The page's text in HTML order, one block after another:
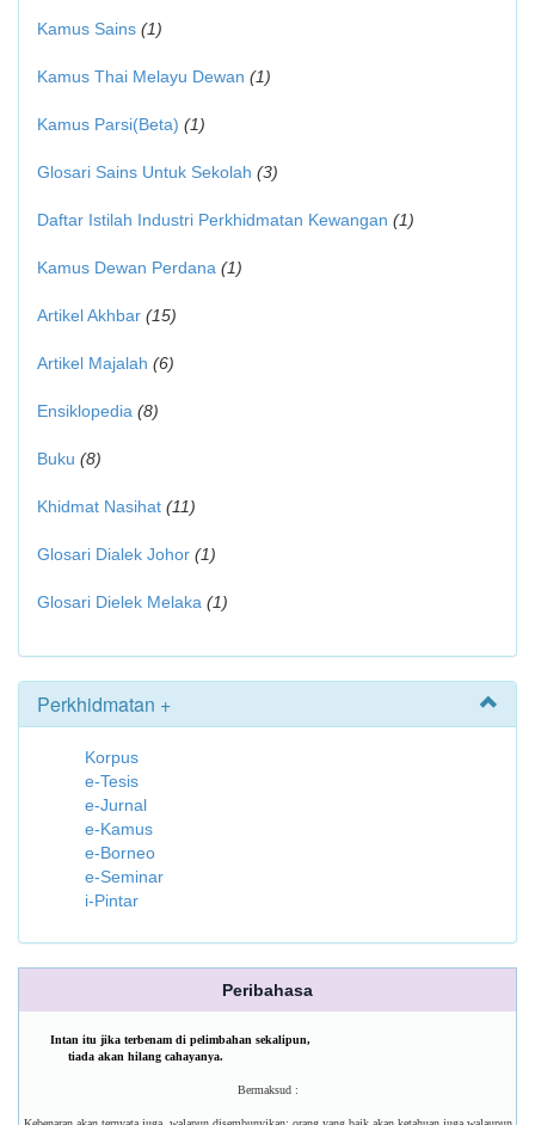
Kamus Sains (1)
Kamus Thai Melayu Dewan (1)
Kamus Parsi(Beta) (1)
Glosari Sains Untuk Sekolah (3)
Daftar Istilah Industri Perkhidmatan Kewangan (1)
Kamus Dewan Perdana (1)
Artikel Akhbar (15)
Artikel Majalah (6)
Ensiklopedia (8)
Buku (8)
Khidmat Nasihat (11)
Glosari Dialek Johor (1)
Glosari Dielek Melaka (1)
Perkhidmatan +
Korpus
e-Tesis
e-Jurnal
e-Kamus
e-Borneo
e-Seminar
i-Pintar
Peribahasa
Intan itu jika terbenam di pelimbahan sekalipun,
tiada akan hilang cahayanya.
Bermaksud :